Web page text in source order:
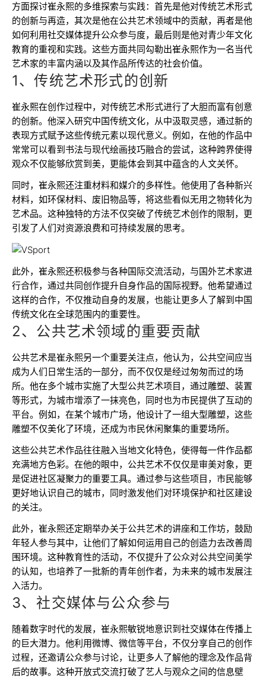
方面探讨崔永熙的多维探索与实践：首先是他对传统艺术形式
的创新与再造，其次是他在公共艺术领域中的贡献，再者是他
如何利用社交媒体提升公众参与度，最后则是他对青少年文化
教育的重视和实践。这些方面共同勾勒出崔永熙作为一名当代
艺术家的丰富内涵以及其作品所传达的社会价值。
1、传统艺术形式的创新
崔永熙在创作过程中，对传统艺术形式进行了大胆而富有创意
的创新。他深入研究中国传统文化，从中汲取灵感，通过新的
表现方式赋予这些传统元素以现代意义。例如，在他的作品中
常常可以看到书法与现代绘画技巧融合的尝试，这种跨界使得
观众不仅能够欣赏到美，更能体会到其中蕴含的人文关怀。
同时，崔永熙还注重材料和媒介的多样性。他使用了各种新兴
材料，如环保材料、废旧物品等，将这些看似无用之物转化为
艺术品。这种独特的方法不仅突破了传统艺术创作的限制，更
引发了人们对资源浪费和可持续发展的思考。
此外，崔永熙还积极参与各种国际交流活动，与国外艺术家进
行合作，通过共同创作提升自身作品的国际视野。他希望通过
这样的合作，不仅推动自身的发展，也能让更多人了解到中国
传统文化在全球范围内的重要性。
2、公共艺术领域的重要贡献
公共艺术是崔永熙另一个重要关注点，他认为，公共空间应当
成为人们日常生活的一部分，而不仅仅是经过匆匆而过的场
所。他在多个城市实施了大型公共艺术项目，通过雕塑、装置
等形式，为城市增添了一抹亮色，同时也为市民提供了互动的
平台。例如，在某个城市广场，他设计了一组大型雕塑，这些
雕塑不仅美化了环境，还成为市民休闲聚集的重要场所。
这些公共艺术作品往往融入当地文化特色，使得每一件作品都
充满地方色彩。在他的眼中，公共艺术不仅仅是审美对象，更
是促进社区凝聚力的重要工具。通过参与这些项目，市民能够
更好地认识自己的城市，同时激发他们对环境保护和社区建设
的关注。
此外，崔永熙还定期举办关于公共艺术的讲座和工作坊，鼓励
年轻人参与其中，让他们了解如何运用自己的创造力去改善周
围环境。这种教育性的活动，不仅提升了公众对公共空间美学
的认知，也培养了一批新的青年创作者，为未来的城市发展注
入活力。
3、社交媒体与公众参与
随着数字时代的发展，崔永熙敏锐地意识到社交媒体在传播上
的巨大潜力。他利用微博、微信等平台，不仅分享自己的创作
过程，还邀请公众参与讨论，让更多人了解他的理念及作品背
后的故事。这种开放式交流打破了艺人与观众之间的信息壁